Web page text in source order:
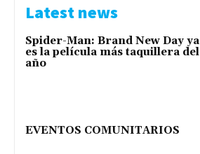
Latest news
Spider-Man: Brand New Day ya
es la película más taquillera del
año
EVENTOS COMUNITARIOS